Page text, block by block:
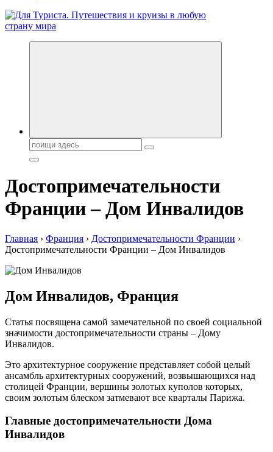
Новости туризма, куда поехать на отдых, где провести отпуск.
Поиск:
Достопримечательности
Франции – Дом Инвалидов
Главная › Франция › Достопримечательности Франции ›
Достопримечательности Франции – Дом Инвалидов
Дом Инвалидов, Франция
Статья посвящена самой замечательной по своей социальной
значимости достопримечательности страны – Дому
Инвалидов.
Это архитектурное сооружение представляет собой целый
ансамбль архитектурных сооружений, возвышающихся над
столицей Франции, вершины золотых куполов которых,
своим золотым блеском затмевают все кварталы Парижа.
Главные достопримечательности Дома
Инвалидов